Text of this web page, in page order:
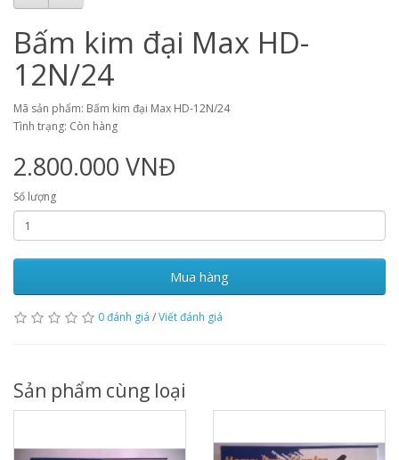
Bấm kim đại Max HD-
12N/24
Mã sản phẩm: Bấm kim đại Max HD-12N/24
Tình trạng: Còn hàng
2.800.000 VNĐ
Số lượng
Mua hàng
0 đánh giá /Viết đánh giá
Sản phẩm cùng loại